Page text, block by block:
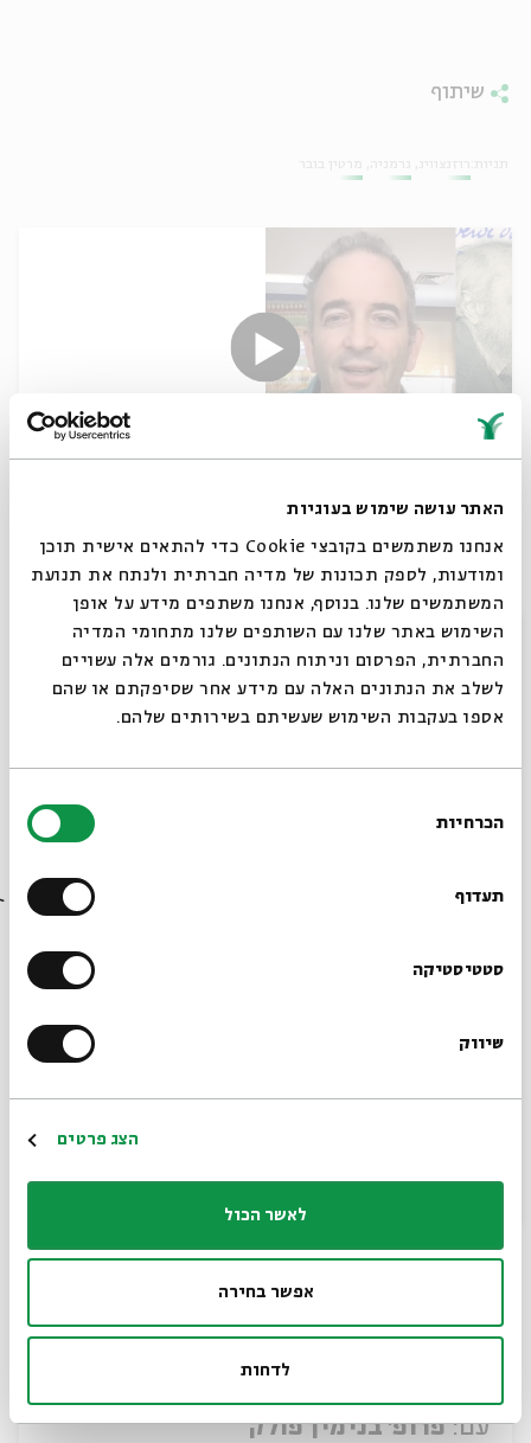
האתר עושה שימוש בעוגיות
אנחנו משתמשים בקובצי Cookie כדי להתאים אישית תוכן
ומודעות, לספק תכונות של מדיה חברתית ולנתח את תנועת
המשתמשים שלנו. בנוסף, אנחנו משתפים מידע על אופן
השימוש באתר שלנו עם השותפים שלנו מתחומי המדיה
החברתית, הפרסום וניתוח הנתונים. גורמים אלה עשויים
לשלב את הנתונים האלה עם מידע אחר שסיפקתם או שהם
אספו בעקבות השימוש שעשיתם בשירותים שלהם.
הסכמה
הכרחיות
תעדוף
סטטיסטיקה
שיווק
הצג פרטים
לאשר הכול
אפשר בחירה
לדחות
שיתוף
עם: פרופ' בנימין פולק
26.06.25
עם:
פרופ' בנימין פולק
25.06.25
עם: פרופ' בנימין פולק
סגור